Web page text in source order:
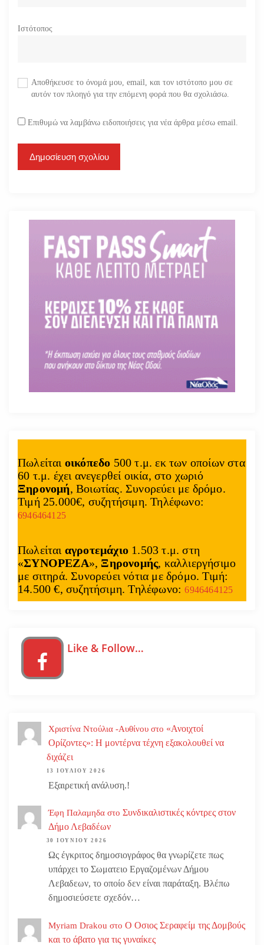
Ιστότοπος
Αποθήκευσε το όνομά μου, email, και τον ιστότοπο μου σε
αυτόν τον πλοηγό για την επόμενη φορά που θα σχολιάσω.
Επιθυμώ να λαμβάνω ειδοποιήσεις για νέα άρθρα μέσω email.
Πωλείται οικόπεδο 500 τ.μ. εκ των οποίων στα
60 τ.μ. έχει ανεγερθεί οικία, στο χωριό
Ξηρονομή, Βοιωτίας. Συνορεύει με δρόμο.
Τιμή 25.000€, συζητήσιμη. Τηλέφωνο:
6946464125
Πωλείται αγροτεμάχιο 1.503 τ.μ. στη
«ΣΥΝΟΡΕΖΑ», Ξηρονομής, καλλιεργήσιμο
με σιτηρά. Συνορεύει νότια με δρόμο. Τιμή:
14.500 €, συζητήσιμη. Τηλέφωνο:6946464125
Like & Follow…
Χριστίνα Ντούλια -Αυθίνου στο «Ανοιχτοί
Ορίζοντες»: Η μοντέρνα τέχνη εξακολουθεί να
διχάζει
13 ΙΟΥΛΊΟΥ 2026
Εξαιρετική ανάλυση.!
Έφη Παλαμηδα στο Συνδικαλιστικές κόντρες στον
Δήμο Λεβαδέων
30 ΙΟΥΝΊΟΥ 2026
Ως έγκριτος δημοσιογράφος θα γνωρίζετε πως
υπάρχει το Σωματειο Εργαζομένων Δήμου
Λεβαδεων, το οποίο δεν είναι παράταξη. Βλέπω
δημοσιεύσετε σχεδόν…
Myriam Drakou στο Ο Οσιος Σεραφείμ της Δομβούς
και το άβατο για τις γυναίκες